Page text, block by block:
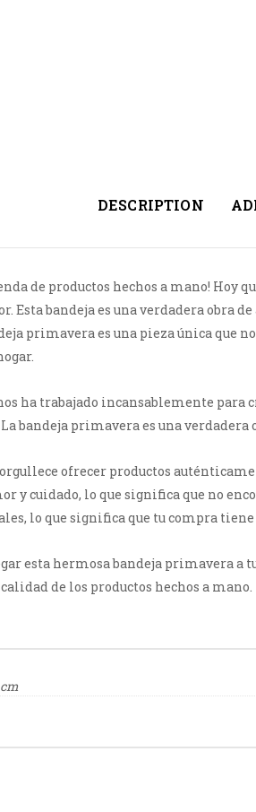
DESCRIPTION
de productos hechos a mano!
Esta bandeja es una verdadera obra
primavera es una pieza única que
ha trabajado incansablemente
bandeja primavera es una
ofrecer productos
y cuidado, lo que significa que no
lo que significa que tu compra
esta hermosa bandeja primavera a
de los productos hechos a mano.